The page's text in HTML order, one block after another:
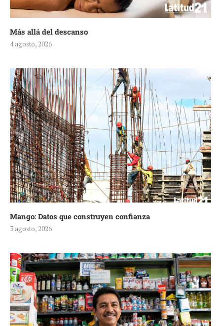
Más allá del descanso
4 agosto, 2026
Mango: Datos que construyen confianza
3 agosto, 2026